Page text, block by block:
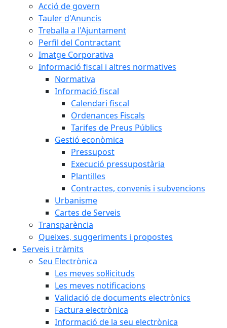
Acció de govern
Tauler d'Anuncis
Treballa a l'Ajuntament
Perfil del Contractant
Imatge Corporativa
Informació fiscal i altres normatives
Normativa
Informació fiscal
Calendari fiscal
Ordenances Fiscals
Tarifes de Preus Públics
Gestió econòmica
Pressupost
Execució pressupostària
Plantilles
Contractes, convenis i subvencions
Urbanisme
Cartes de Serveis
Transparència
Queixes, suggeriments i propostes
Serveis i tràmits
Seu Electrònica
Les meves sol·licituds
Les meves notificacions
Validació de documents electrònics
Factura electrònica
Informació de la seu electrònica